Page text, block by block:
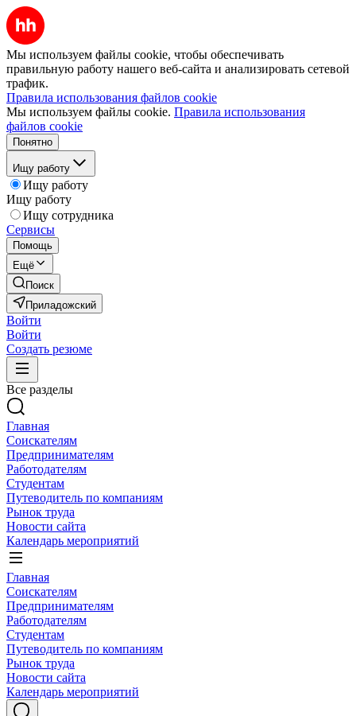
Мы используем файлы cookie, чтобы обеспечивать
правильную работу нашего веб-сайта и анализировать сетевой
трафик.
Правила использования файлов cookie
Мы используем файлы cookie. Правила использования
файлов cookie
Понятно
Ищу работу
Ищу работу
Ищу работу
Ищу сотрудника
Сервисы
Помощь
Ещё
Поиск
Приладожский
Войти
Войти
Создать резюме
Все разделы
Главная
Соискателям
Предпринимателям
Работодателям
Студентам
Путеводитель по компаниям
Рынок труда
Новости сайта
Календарь мероприятий
Главная
Соискателям
Предпринимателям
Работодателям
Студентам
Путеводитель по компаниям
Рынок труда
Новости сайта
Календарь мероприятий